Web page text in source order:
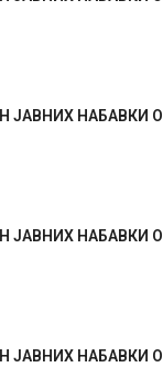
ЈАВНИХ НАБАВКИ
ЈАВНИХ НАБАВКИ
ЈАВНИХ НАБАВКИ